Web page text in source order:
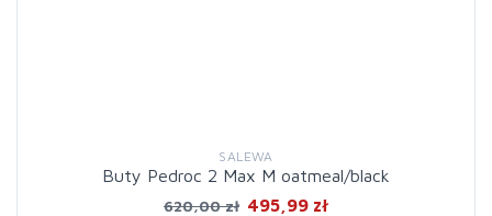
SALEWA
Buty Pedroc 2 Max M oatmeal/black
620,00 zł 495,99 zł